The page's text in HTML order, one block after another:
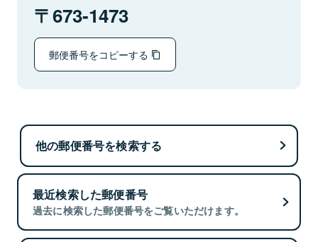
673-1473
郵便番号をコピーする
他の郵便番号を検索する
最近検索した郵便番号
過去に検索した郵便番号をご覧いただけます。